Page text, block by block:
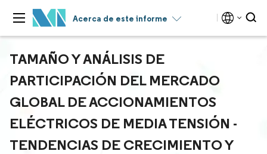
Acerca de este informe
TAMAÑO Y ANÁLISIS DE
PARTICIPACIÓN DEL MERCADO
GLOBAL DE ACCIONAMIENTOS
ELÉCTRICOS DE MEDIA TENSIÓN -
TENDENCIAS DE CRECIMIENTO Y